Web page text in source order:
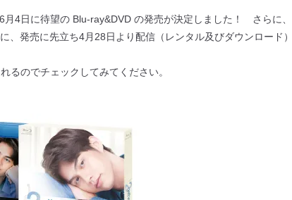
4⽇に待望の Blu-ray&DVD の発売が決定しました！ さらに、
、発売に先⽴ち4⽉28⽇より配信（レンタル及びダウンロード）
るのでチェックしてみてください。